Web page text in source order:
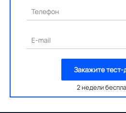
Телефон
E-mail
Закажите тест-
2 недели